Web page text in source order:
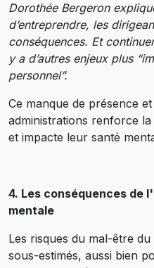
Dorothée Bergeron
d’entreprendre, les
conséquences. Et
y a d’autres enjeux plus
personnel”.
Ce manque de présence
administrations renforce
et impacte leur santé
4. Les conséquences de
mentale
Les risques du mal-être
sous-estimés, aussi bien